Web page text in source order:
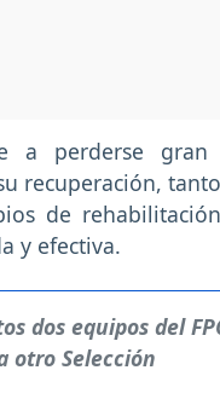
a perderse
recuperación,
de
y efectiva.